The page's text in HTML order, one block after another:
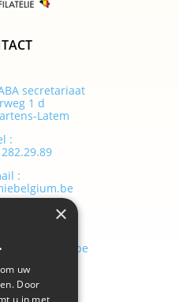
secretariaat
1 d
Latem
:
:
:
×
uw
Door
u in met